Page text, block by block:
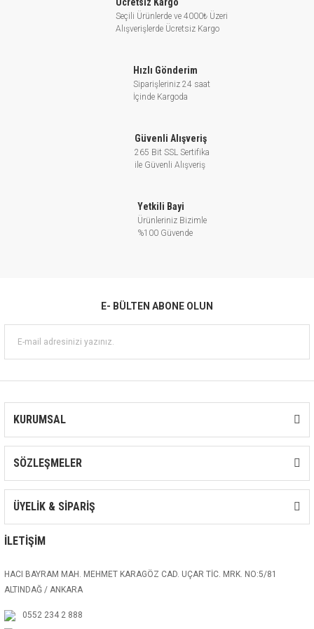
Seçili Ürünlerde ve 4000₺ Üzeri
Alışverişlerde Ücretsiz Kargo
Hızlı Gönderim
Siparişleriniz 24 saat
İçinde Kargoda
Güvenli Alışveriş
265 Bit SSL Sertifika
ile Güvenli Alışveriş
Yetkili Bayi
Ürünleriniz Bizimle
%100 Güvende
E- BÜLTEN ABONE OLUN
KURUMSAL
SÖZLEŞMELER
ÜYELİK & SİPARİŞ
İLETİŞİM
HACI BAYRAM MAH. MEHMET KARAGÖZ CAD. UÇAR TİC. MRK. NO:5/81
ALTINDAĞ / ANKARA
0552 234 2 888